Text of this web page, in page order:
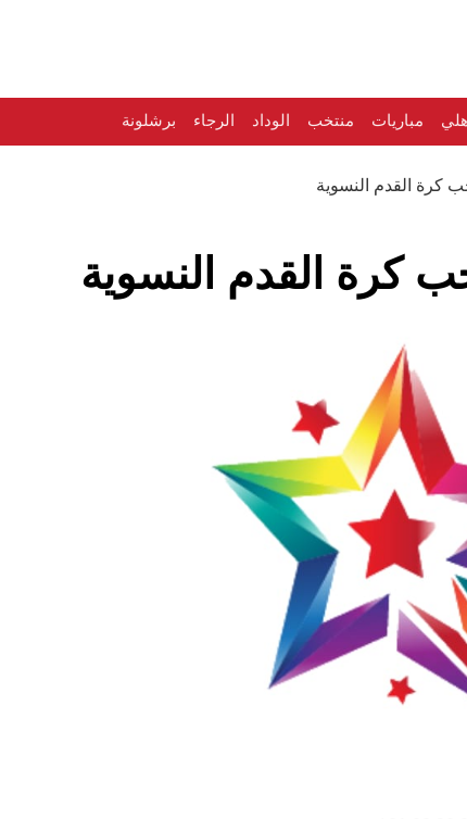
مباريات منتخب الوداد الرجاء برشلونة
كرة القدم النسوية
كرة القدم النسوية